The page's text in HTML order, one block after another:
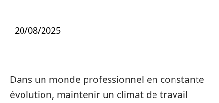
20/08/2025
Dans un monde professionnel en constante
évolution, maintenir un climat de travail